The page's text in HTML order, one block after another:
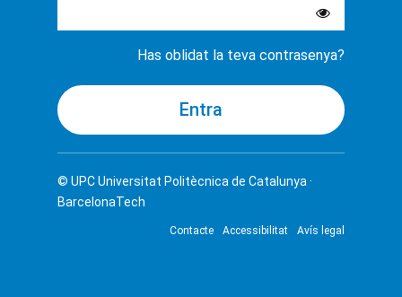
Has oblidat la teva contrasenya?
© UPCUniversitat Politècnica de Catalunya ·
BarcelonaTech
Contacte Accessibilitat Avís legal